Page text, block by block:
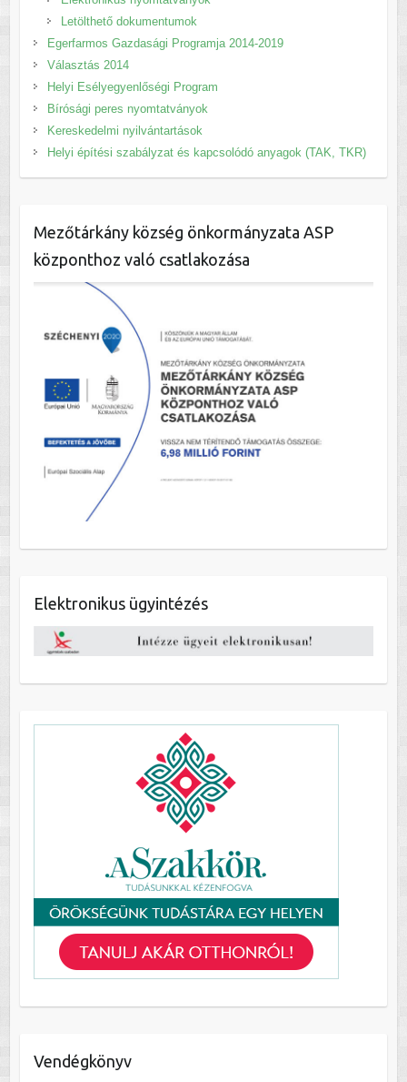
Letölthető dokumentumok
Egerfarmos Gazdasági Programja 2014-2019
Választás 2014
Helyi Esélyegyenlőségi Program
Bírósági peres nyomtatványok
Kereskedelmi nyilvántartások
Helyi építési szabályzat és kapcsolódó anyagok (TAK, TKR)
Mezőtárkány község önkormányzata ASP
központhoz való csatlakozása
Elektronikus ügyintézés
Vendégkönyv